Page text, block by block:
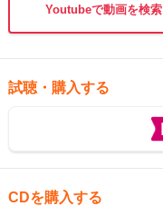
Youtubeで動画を検索
試聴・購入する
CDを購入する